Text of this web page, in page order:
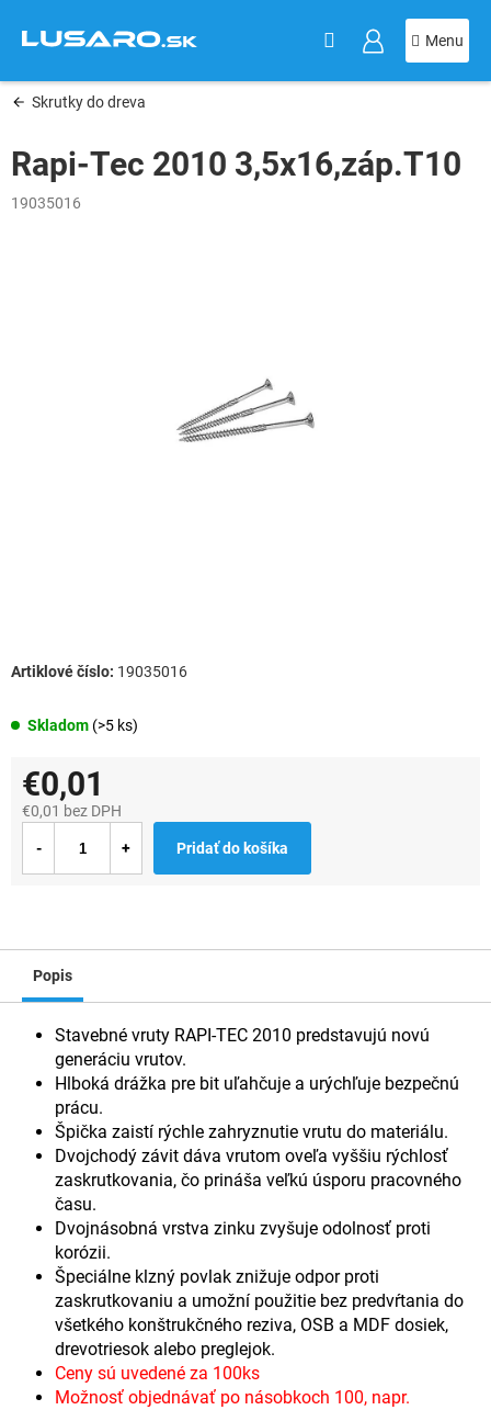
obsah
Skrutky do dreva
Rapi-Tec 2010 3,5x16,záp.T10
19035016
Skladom (>5 ks)
19035016
€0,01
€0,01 bez DPH
cena:
Pridať do košíka
Popis
Stavebné vruty RAPI-TEC 2010 predstavujú novú
generáciu vrutov.
Hlboká drážka pre bit uľahčuje a urýchľuje bezpečnú
prácu.
Špička zaistí rýchle zahryznutie vrutu do materiálu.
Dvojchodý závit dáva vrutom oveľa vyššiu rýchlosť
zaskrutkovania, čo prináša veľkú úsporu pracovného
času.
Dvojnásobná vrstva zinku zvyšuje odolnosť proti
korózii.
Špeciálne klzný povlak znižuje odpor proti
zaskrutkovaniu a umožní použitie bez predvŕtania do
všetkého konštrukčného reziva, OSB a MDF dosiek,
drevotriesok alebo preglejok.
Ceny sú uvedené za 100ks
Možnosť objednávať po násobkoch 100, napr.